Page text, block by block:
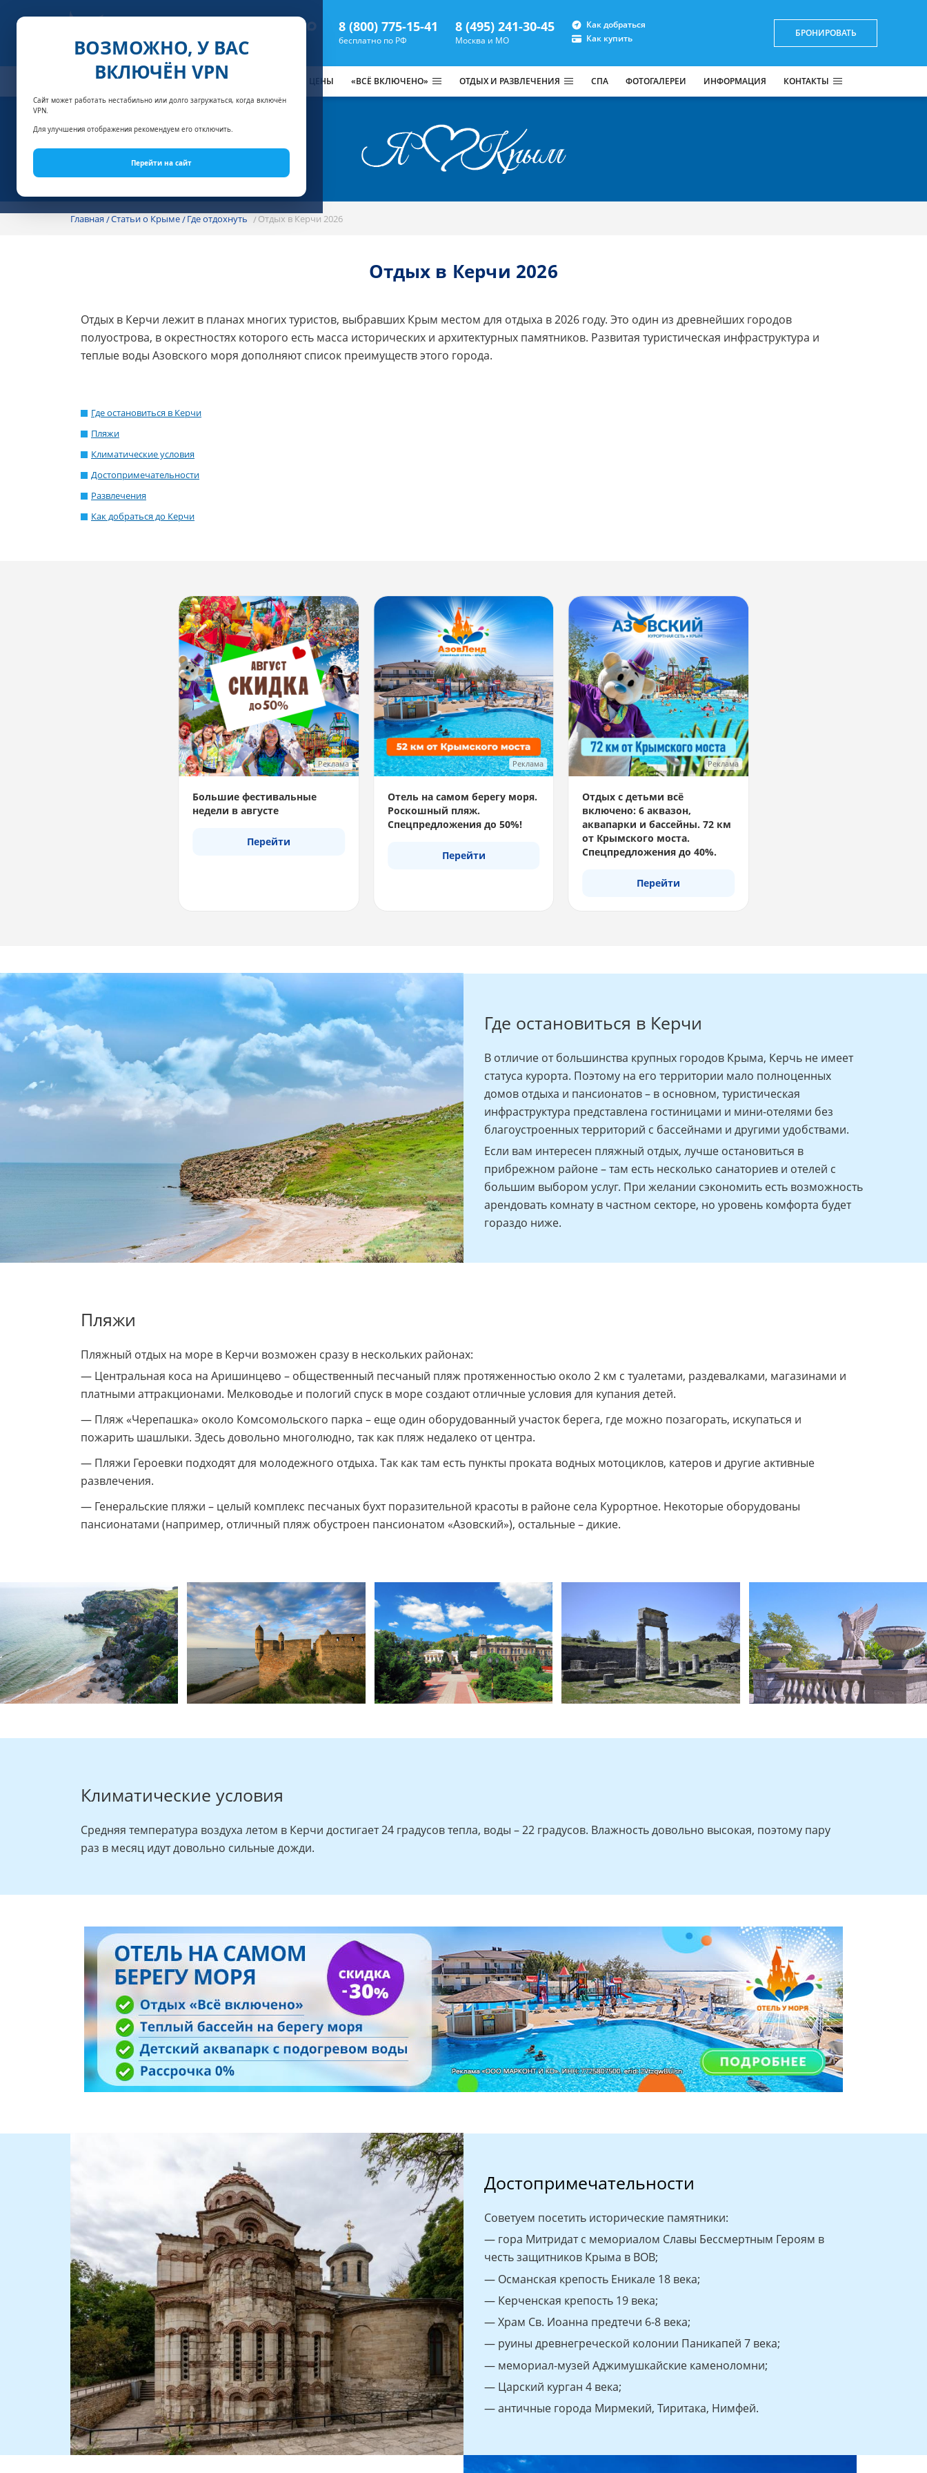
ВОЗМОЖНО, У ВАС
ВКЛЮЧЁН VPN
Сайт может работать нестабильно или долго загружаться, когда включён
VPN.
Для улучшения отображения рекомендуем его отключить.
Перейти на сайт
8 (800) 775-15-41
бесплатно по РФ
8 (495) 241-30-45
Москва и МО
Как добраться
Как купить
БРОНИРОВАТЬ
СПЕЦПРЕДЛОЖЕНИЯ АКЦИИ НОМЕРА И ЦЕНЫ «ВСЁ ВКЛЮЧЕНО» ОТДЫХ И РАЗВЛЕЧЕНИЯ СПА ФОТОГАЛЕРЕИ ИНФОРМАЦИЯ КОНТАКТЫ
Главная Статьи о Крыме Где отдохнуть Отдых в Керчи 2026
Отдых в Керчи 2026
Отдых в Керчи лежит в планах многих туристов, выбравших Крым местом для отдыха в 2026 году. Это один из древнейших городов
полуострова, в окрестностях которого есть масса исторических и архитектурных памятников. Развитая туристическая инфраструктура и
теплые воды Азовского моря дополняют список преимуществ этого города.
Где остановиться в Керчи
Пляжи
Климатические условия
Достопримечательности
Развлечения
Как добраться до Керчи
Реклама
Большие фестивальные
недели в августе
Перейти
Реклама
Отель на самом берегу моря.
Роскошный пляж.
Спецпредложения до 50%!
Перейти
Реклама
Отдых с детьми всё
включено: 6 аквазон,
аквапарки и бассейны. 72 км
от Крымского моста.
Спецпредложения до 40%.
Перейти
Где остановиться в Керчи
В отличие от большинства крупных городов Крыма, Керчь не имеет
статуса курорта. Поэтому на его территории мало полноценных
домов отдыха и пансионатов – в основном, туристическая
инфраструктура представлена гостиницами и мини-отелями без
благоустроенных территорий с бассейнами и другими удобствами.
Если вам интересен пляжный отдых, лучше остановиться в
прибрежном районе – там есть несколько санаториев и отелей с
большим выбором услуг. При желании сэкономить есть возможность
арендовать комнату в частном секторе, но уровень комфорта будет
гораздо ниже.
Пляжи
Пляжный отдых на море в Керчи возможен сразу в нескольких районах:
— Центральная коса на Аришинцево – общественный песчаный пляж протяженностью около 2 км с туалетами, раздевалками, магазинами и
платными аттракционами. Мелководье и пологий спуск в море создают отличные условия для купания детей.
— Пляж «Черепашка» около Комсомольского парка – еще один оборудованный участок берега, где можно позагорать, искупаться и
пожарить шашлыки. Здесь довольно многолюдно, так как пляж недалеко от центра.
— Пляжи Героевки подходят для молодежного отдыха. Так как там есть пункты проката водных мотоциклов, катеров и другие активные
развлечения.
— Генеральские пляжи – целый комплекс песчаных бухт поразительной красоты в районе села Курортное. Некоторые оборудованы
пансионатами (например, отличный пляж обустроен пансионатом «Азовский»), остальные – дикие.
Климатические условия
Средняя температура воздуха летом в Керчи достигает 24 градусов тепла, воды – 22 градусов. Влажность довольно высокая, поэтому пару
раз в месяц идут довольно сильные дожди.
Достопримечательности
Советуем посетить исторические памятники:
— гора Митридат с мемориалом Славы Бессмертным Героям в
честь защитников Крыма в ВОВ;
— Османская крепость Еникале 18 века;
— Керченская крепость 19 века;
— Храм Св. Иоанна предтечи 6-8 века;
— руины древнегреческой колонии Паникапей 7 века;
— мемориал-музей Аджимушкайские каменоломни;
— Царский курган 4 века;
— античные города Мирмекий, Тиритака, Нимфей.